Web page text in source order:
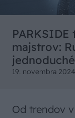
majstrov:
19. novembra 2024
Od trendov